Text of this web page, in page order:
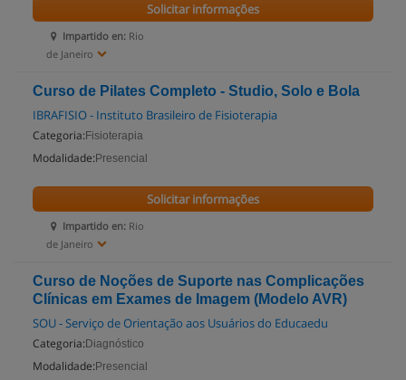
Impartido en: Rio
de Janeiro
Solicitar informações
Curso de Pilates Completo - Studio, Solo e Bola
IBRAFISIO - Instituto Brasileiro de Fisioterapia
Categoria: Fisioterapia
Modalidade: Presencial
Impartido en: Rio
de Janeiro
Solicitar informações
Curso de Noções de Suporte nas Complicações
Clínicas em Exames de Imagem (Modelo AVR)
SOU - Serviço de Orientação aos Usuários do Educaedu
Categoria: Diagnóstico
Modalidade: Presencial